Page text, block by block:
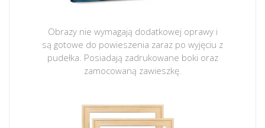
Obrazy nie wymagają dodatkowej oprawy i
są gotowe do powieszenia zaraz po wyjęciu z
pudełka. Posiadają zadrukowane boki oraz
zamocowaną zawieszkę.